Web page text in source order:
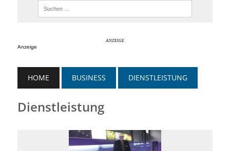
Anzeige
HOME BUSINESS DIENSTLEISTUNG
Dienstleistung